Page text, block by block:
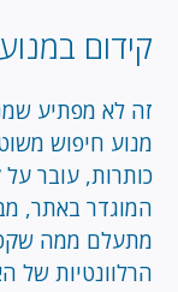
קידום
זה לא מפתיע
מנוע חיפוש
כותרות, עובר
המוגדר באתר,
מתעלם ממה
הרלוונטיות